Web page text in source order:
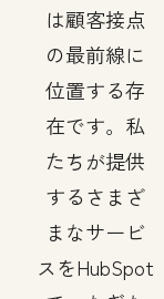
は顧客接点
の最前線に
位置する存
在です。私
たちが提供
するさまざ
まなサービ
スをHubSpot